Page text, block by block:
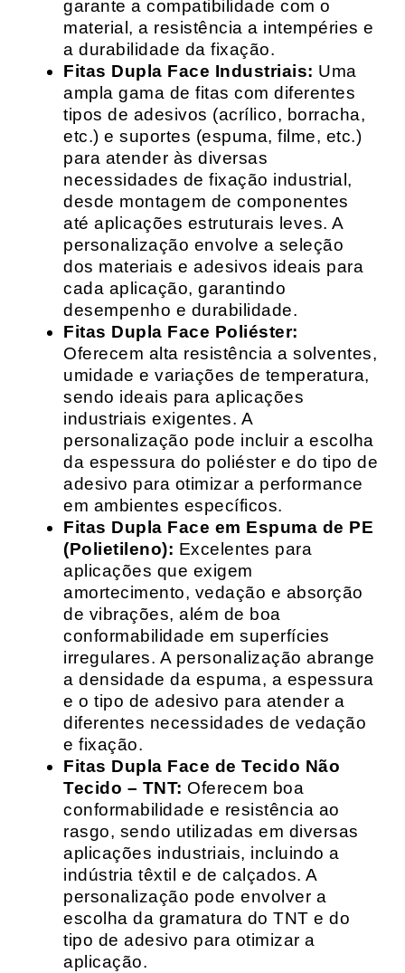
garante a compatibilidade com o
material, a resistência a intempéries e
a durabilidade da fixação.
Fitas Dupla Face Industriais: Uma
ampla gama de fitas com diferentes
tipos de adesivos (acrílico, borracha,
etc.) e suportes (espuma, filme, etc.)
para atender às diversas
necessidades de fixação industrial,
desde montagem de componentes
até aplicações estruturais leves. A
personalização envolve a seleção
dos materiais e adesivos ideais para
cada aplicação, garantindo
desempenho e durabilidade.
Fitas Dupla Face Poliéster:
Oferecem alta resistência a solventes,
umidade e variações de temperatura,
sendo ideais para aplicações
industriais exigentes. A
personalização pode incluir a escolha
da espessura do poliéster e do tipo de
adesivo para otimizar a performance
em ambientes específicos.
Fitas Dupla Face em Espuma de PE
(Polietileno): Excelentes para
aplicações que exigem
amortecimento, vedação e absorção
de vibrações, além de boa
conformabilidade em superfícies
irregulares. A personalização abrange
a densidade da espuma, a espessura
e o tipo de adesivo para atender a
diferentes necessidades de vedação
e fixação.
Fitas Dupla Face de Tecido Não
Tecido – TNT: Oferecem boa
conformabilidade e resistência ao
rasgo, sendo utilizadas em diversas
aplicações industriais, incluindo a
indústria têxtil e de calçados. A
personalização pode envolver a
escolha da gramatura do TNT e do
tipo de adesivo para otimizar a
aplicação.